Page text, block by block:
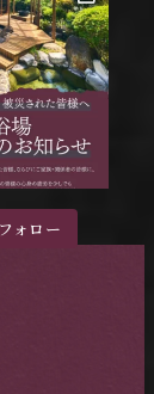
ォロー